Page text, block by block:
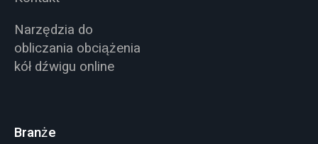
Narzędzia do
obliczania obciążenia
kół dźwigu online
Branże